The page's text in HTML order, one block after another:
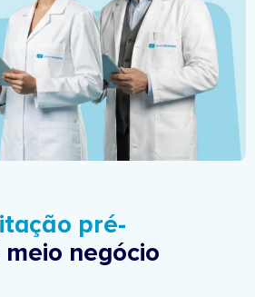
pré-
meio negócio